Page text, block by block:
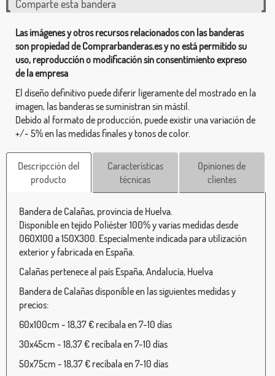
Comparte esta bandera
Las imágenes y otros recursos relacionados con las banderas
son propiedad de Comprarbanderas.es y no está permitido su
uso, reproducción o modificación sin consentimiento expreso
de la empresa
El diseño definitivo puede diferir ligeramente del mostrado en la
imagen, las banderas se suministran sin mástil.
Debido al formato de producción, puede existir una variación de
+/- 5% en las medidas finales y tonos de color.
Descripcción del
producto
Características
técnicas
Opiniones de
clientes
Bandera de Calañas, provincia de Huelva.
Disponible en tejido Poliéster 100% y varias medidas desde
060X100 a 150X300. Especialmente indicada para utilización
exterior y fabricada en España.
Calañas pertenece al país España, Andalucía, Huelva
Bandera de Calañas disponible en las siguientes medidas y
precios:
60x100cm - 18,37 € recíbala en 7-10 días
30x45cm - 18,37 € recíbala en 7-10 días
50x75cm - 18,37 € recíbala en 7-10 días